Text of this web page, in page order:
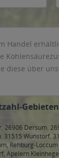
diese über
, 26906 Dersum,
, 31515 Wunstorf,
Rehburg-
Apelern